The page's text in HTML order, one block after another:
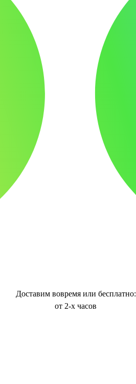
Доставим вовремя или бесплатно:
от 2-х часов